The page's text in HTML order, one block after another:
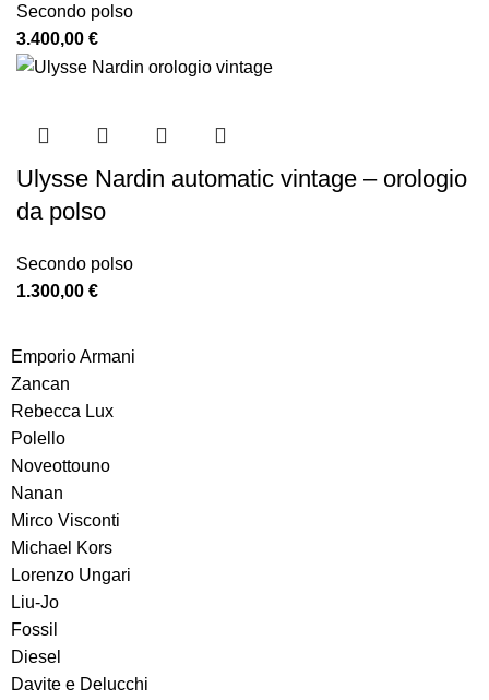
Secondo polso
3.400,00 €
Ulysse Nardin automatic vintage – orologio
da polso
Secondo polso
1.300,00 €
Emporio Armani
Zancan
Rebecca Lux
Polello
Noveottouno
Nanan
Mirco Visconti
Michael Kors
Lorenzo Ungari
Liu-Jo
Fossil
Diesel
Davite e Delucchi